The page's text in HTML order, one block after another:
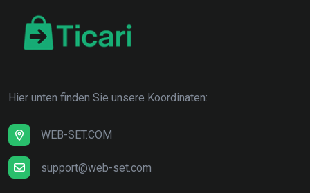
Hier unten finden Sie unsere Koordinaten:
WEB-SET.COM
support@web-set.com